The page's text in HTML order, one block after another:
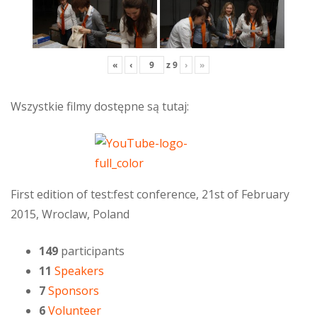
« ‹ z9 › »
Wszystkie filmy dostępne są tutaj:
First edition of test:fest conference, 21st of February
2015, Wroclaw, Poland
149 participants
11 Speakers
7Sponsors
6Volunteer